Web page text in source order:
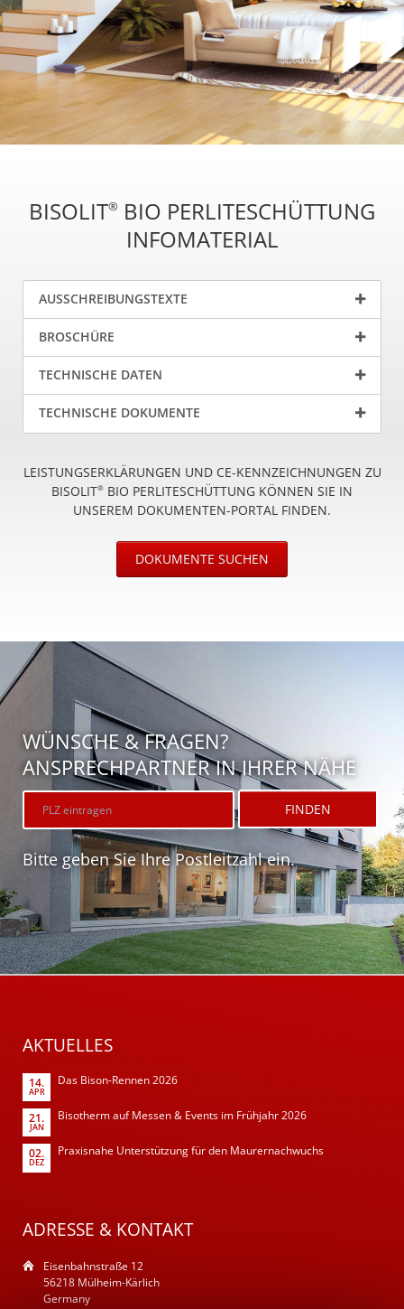
BISOLIT® BIO PERLITESCHÜTTUNG
INFOMATERIAL
AUSSCHREIBUNGSTEXTE
BROSCHÜRE
TECHNISCHE DATEN
TECHNISCHE DOKUMENTE
LEISTUNGSERKLÄRUNGEN UND CE-KENNZEICHNUNGEN ZU
BISOLIT® BIO PERLITESCHÜTTUNG KÖNNEN SIE IN
UNSEREM DOKUMENTEN-PORTAL FINDEN.
DOKUMENTE SUCHEN
WÜNSCHE & FRAGEN?
ANSPRECHPARTNER IN IHRER NÄHE
Bitte geben Sie Ihre Postleitzahl ein.
AKTUELLES
14.
APR
Das Bison-Rennen 2026
21.
JAN
Bisotherm auf Messen & Events im Frühjahr 2026
02.
DEZ
Praxisnahe Unterstützung für den Maurernachwuchs
ADRESSE & KONTAKT
Eisenbahnstraße 12
56218 Mülheim-Kärlich
Germany